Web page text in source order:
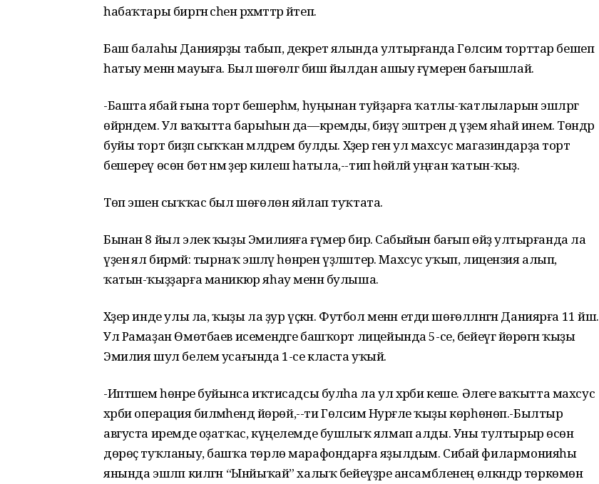
һабаҡтары биргән әсәһенә рәхмәттәр әйтеп.
Баш балаһы Даниярҙы табып, декрет ялында ултырғанда Гөлсимә торттар бешеп
һатыу менән мауыға. Был шөғөлгә биш йылдан ашыу ғүмерен бағышлай.
-Башта ябай ғына торт бешерһәм, һуңынан туйҙарға ҡатлы-ҡатлыларын эшләргә
өйрәндем. Ул ваҡытта барыһын да—кремды, биҙәү эштәрен дә үҙем яһай инем. Төндәр
буйы торт биҙәп сыҡҡан мәлдәрем булды. Хәҙер генә ул махсус магазиндарҙа торт
бешереү өсөн бөтә нәмә әҙер килеш һатыла,--тип һөйләй уңған ҡатын-ҡыҙ.
Төп эшенә сыҡҡас был шөғөлөн яйлап туҡтата.
Бынан 8 йыл элек ҡыҙы Эмилияға ғүмер бирә. Сабыйын бағып өйҙә ултырғанда ла
үҙенә ял бирмәй: тырнаҡ эшләү һөнәрен үҙләштерә. Махсус уҡып, лицензия алып,
ҡатын-ҡыҙҙарға маникюр яһау менән булыша.
Хәҙер инде улы ла, ҡыҙы ла ҙур үҫкән. Футбол менән етди шөғөлләнгән Даниярға 11 йәш.
Ул Рамаҙан Өмөтбаев исемендәге башҡорт лицейында 5-се, бейеүгә йөрөгән ҡыҙы
Эмилия шул белем усағында 1-се класта уҡый.
-Иптәшем һөнәре буйынса иҡтисадсы булһа ла ул хәрби кеше. Әлеге ваҡытта махсус
хәрби операция биләмәһендә йөрөй,--ти Гөлсимә Нурғәле ҡыҙы көрһөнөп.-Былтыр
августа иремде оҙатҡас, күңелемде бушлыҡ ялмап алды. Уны тултырыр өсөн
дөрөҫ туҡланыу, башҡа төрлө марафондарға яҙылдым. Сибай филармонияһы
янында эшләп килгән “Ынйыҡай” халыҡ бейеүҙәре ансамбленең өлкәндәр төркөмөнә